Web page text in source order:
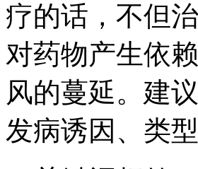
疗的话，不但
对药物产生依
风的蔓延。建
发病诱因、类